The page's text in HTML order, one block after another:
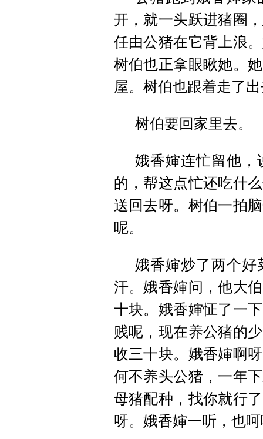
开，就一头跃进猪圈
任由公猪在它背上浪
树伯也正拿眼瞅她。
屋。树伯也跟着走了
树伯要回家里去。
娥香婶连忙留他，
的，帮这点忙还吃什
送回去呀。树伯一拍
呢。
娥香婶炒了两个好
汗。娥香婶问，他大
十块。娥香婶怔了一
贱呢，现在养公猪的
收三十块。娥香婶啊
何不养头公猪，一年
母猪配种，找你就行
呀。娥香婶一听，也